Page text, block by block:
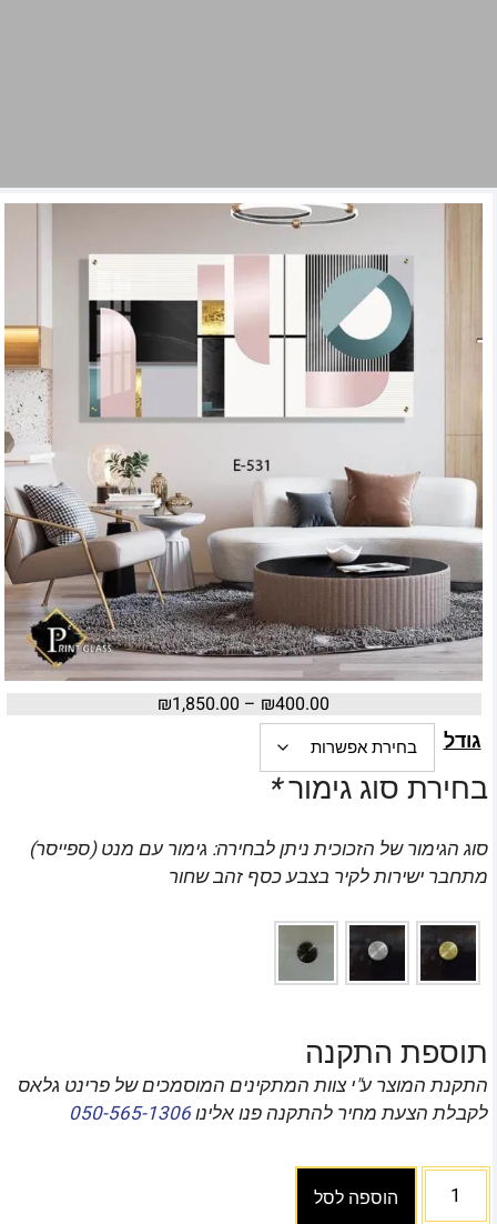
₪400.00
–
₪1,850.00
גודל
בחירת סוג גימור*
סוג הגימור של הזכוכית ניתן לבחירה: גימור עם מנט (ספייסר)
מתחבר ישירות לקיר בצבע כסף זהב שחור
תוספת התקנה
התקנת המוצר ע"י צוות המתקינים המוסמכים של פרינט גלאס
לקבלת הצעת מחיר להתקנה פנו אלינו050-565-1306
הוספה לסל